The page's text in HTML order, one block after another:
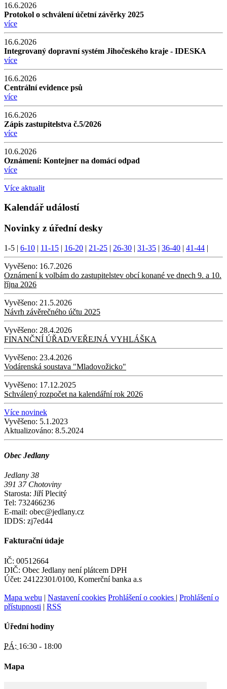
16.6.2026
Protokol o schválení účetní závěrky 2025
více
16.6.2026
Integrovaný dopravní systém Jihočeského kraje - IDESKA
více
16.6.2026
Centrální evidence psů
více
16.6.2026
Zápis zastupitelstva č.5/2026
více
10.6.2026
Oznámení: Kontejner na domácí odpad
více
Více aktualit
Kalendář událostí
Novinky z úřední desky
1-5 | 6-10 | 11-15 | 16-20 | 21-25 | 26-30 | 31-35 | 36-40 | 41-44 |
Vyvěšeno: 16.7.2026
Oznámení k volbám do zastupitelstev obcí konané ve dnech 9. a 10.
října 2026
Vyvěšeno: 21.5.2026
Návrh závěrečného účtu 2025
Vyvěšeno: 28.4.2026
FINANČNÍ ÚŘAD/VEŘEJNÁ VYHLÁŠKA
Vyvěšeno: 23.4.2026
Vodárenská soustava "Mladovožicko"
Vyvěšeno: 17.12.2025
Schválený rozpočet na kalendářní rok 2026
Více novinek
Vyvěšeno: 5.1.2023
Aktualizováno: 8.5.2024
Obec Jedlany
Jedlany 38
391 37 Chotoviny
Starosta: Jiří Plecitý
Tel: 732466236
E-mail: obec@jedlany.cz
IDDS: zj7ed44
Fakturační údaje
IČ: 00512664
DIČ: Obec Jedlany není plátcem DPH
Účet: 24122301/0100, Komerční banka a.s
Mapa webu | Nastavení cookies Prohlášení o cookies | Prohlášení o
přístupnosti | RSS
Úřední hodiny
PÁ: 16:30 - 18:00
Mapa